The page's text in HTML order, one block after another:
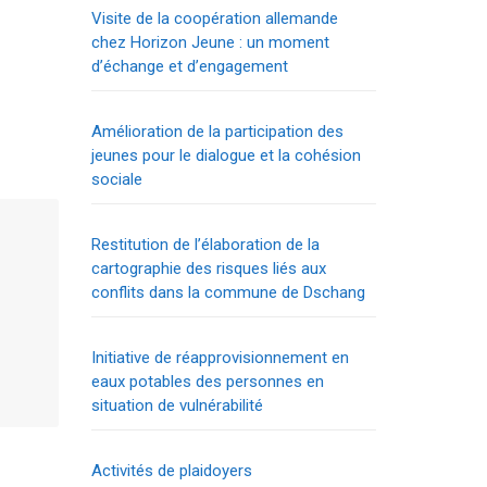
Visite de la coopération allemande
chez Horizon Jeune : un moment
d’échange et d’engagement
Amélioration de la participation des
jeunes pour le dialogue et la cohésion
sociale
Restitution de l’élaboration de la
cartographie des risques liés aux
conflits dans la commune de Dschang
Initiative de réapprovisionnement en
eaux potables des personnes en
situation de vulnérabilité
Activités de plaidoyers